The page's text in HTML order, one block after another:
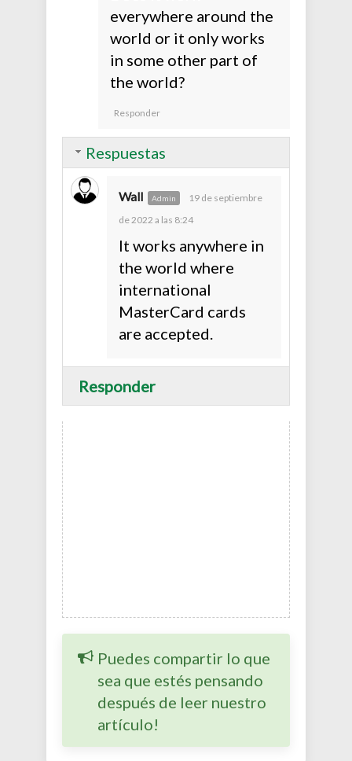
everywhere around the
world or it only works
in some other part of
the world?
Responder
Respuestas
Wall
19 de septiembre
de 2022 a las 8:24
It works anywhere in
the world where
international
MasterCard cards
are accepted.
Responder
Puedes compartir lo que
sea que estés pensando
después de leer nuestro
artículo!